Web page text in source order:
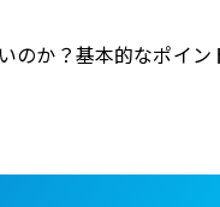
のか？基本的なポイン